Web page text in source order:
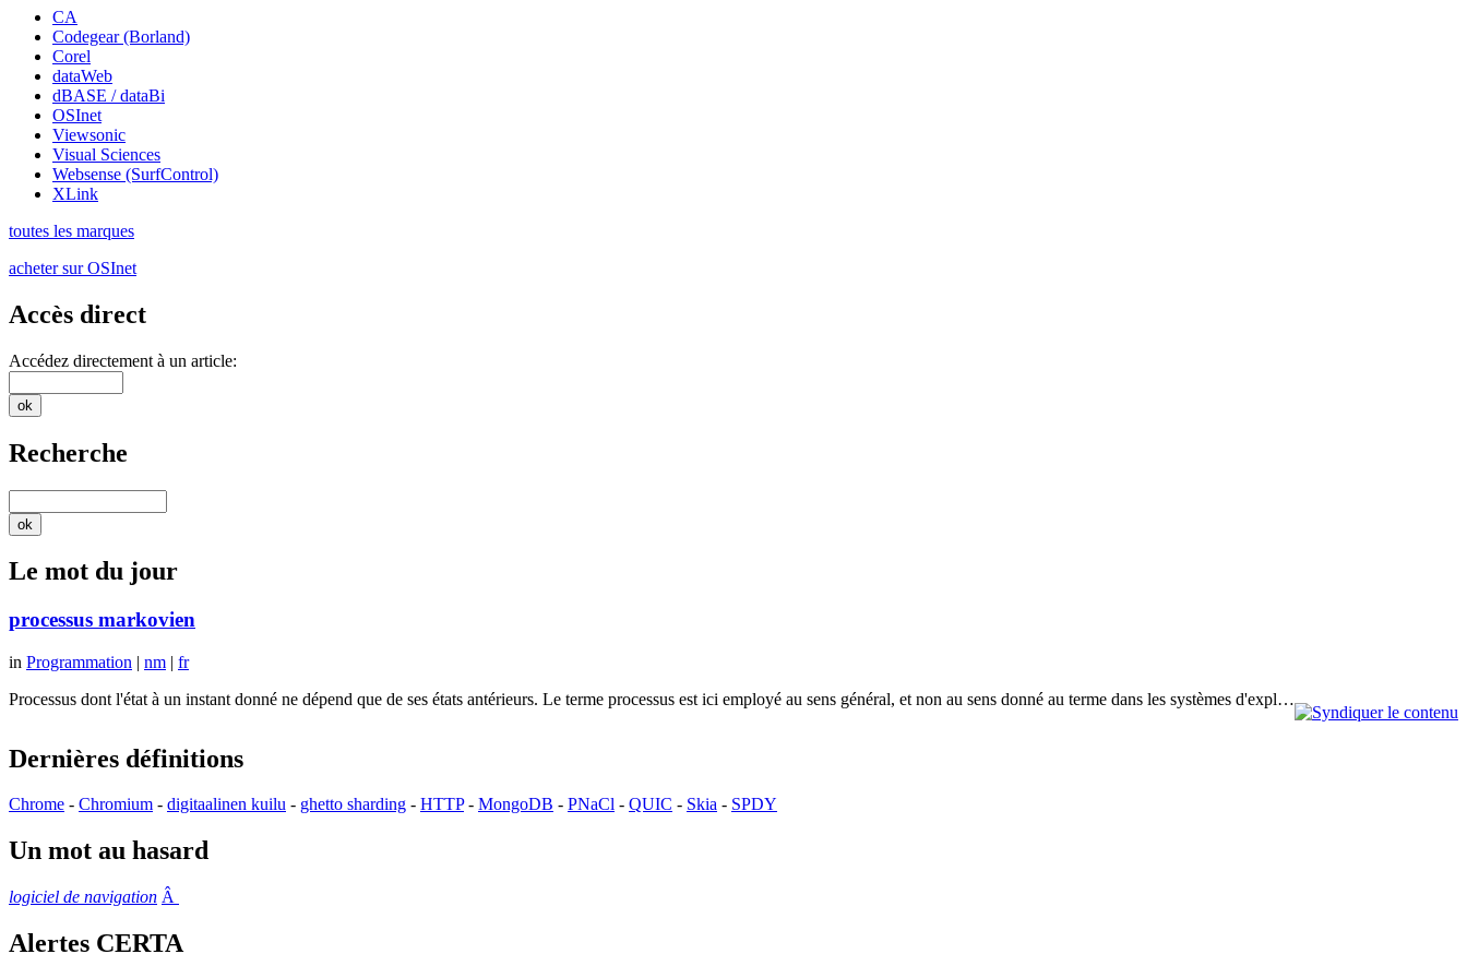
CA
Codegear (Borland)
Corel
dataWeb
dBASE / dataBi
OSInet
Viewsonic
Visual Sciences
Websense (SurfControl)
XLink
toutes les marques
acheter sur OSInet
Accès direct
Accédez directement à un article:
Recherche
Le mot du jour
processus markovien
in Programmation | nm | fr
Processus dont l'état à un instant donné ne dépend que de ses états antérieurs. Le terme processus est ici employé au sens général, et non au sens donné au terme dans les systèmes d'expl…
Dernières définitions
Chrome - Chromium - digitaalinen kuilu - ghetto sharding - HTTP- MongoDB - PNaCl - QUIC - Skia - SPDY
Un mot au hasard
logiciel de navigation Â
Alertes CERTA